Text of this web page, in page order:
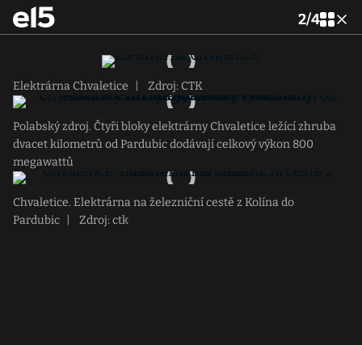
2/4
Elektrárna Chvaletice Zdroj: CTK
Polabský zdroj. Čtyři bloky elektrárny Chvaletice ležící zhruba
dvacet kilometrů od Pardubic dodávají celkový výkon 800
megawattů
Chvaletice. Elektrárna na železniční cestě z Kolína do
Pardubic
Zdroj: ctk